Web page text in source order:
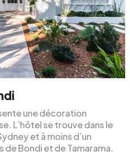
une décoration
L’hôtel se trouve dans le
et à moins d’un
Bondi et de Tamarama.